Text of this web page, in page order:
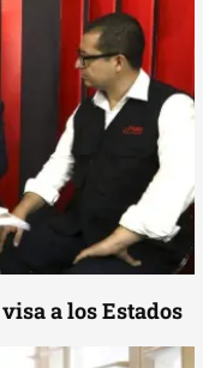
a los Estados